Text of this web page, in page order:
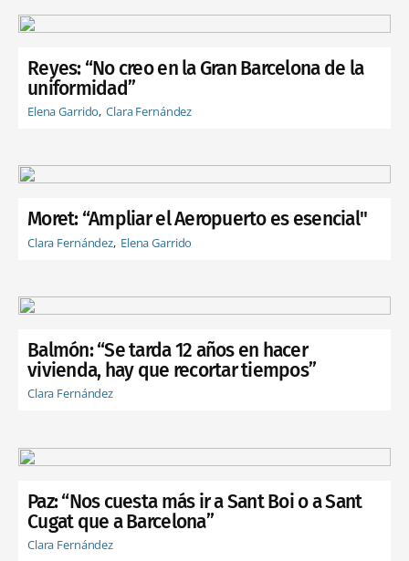
Reyes: “No creo en la Gran Barcelona de la
uniformidad”
Elena Garrido Clara Fernández
Moret: “Ampliar el Aeropuerto es esencial"
Clara Fernández Elena Garrido
Balmón: “Se tarda 12 años en hacer
vivienda, hay que recortar tiempos”
Clara Fernández
Paz: “Nos cuesta más ir a Sant Boi o a Sant
Cugat que a Barcelona”
Clara Fernández